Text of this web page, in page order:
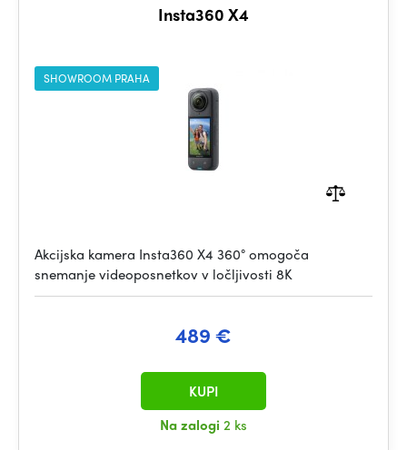
Insta360 X4
SHOWROOM PRAHA
Akcijska kamera Insta360 X4 360° omogoča
snemanje videoposnetkov v ločljivosti 8K
489 €
Na zalogi 2 ks
KUPI